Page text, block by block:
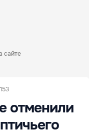
сайте
отменили